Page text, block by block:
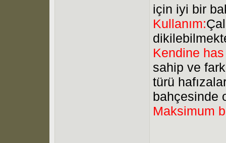
için iyi bir
Kullanım:
Kendine
sahip ve
türü
bahçesinde
Maksimum